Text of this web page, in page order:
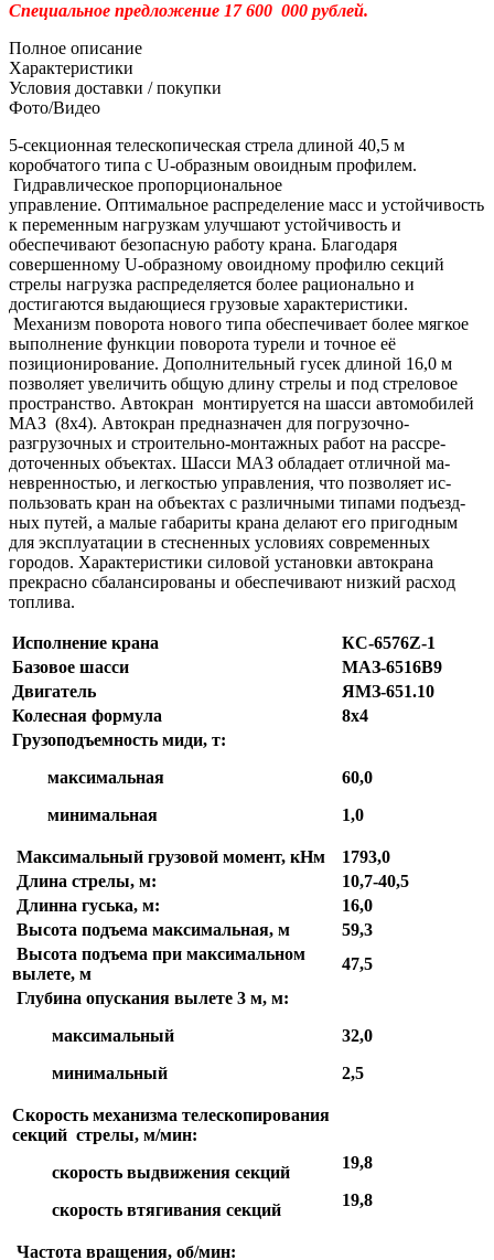
Специальное предложение 17 600 000 рублей.
Полное описание
Характеристики
Условия доставки / покупки
Фото/Видео
5-секционная телескопическая стрела длиной 40,5 м
коробчатого типа с U-образным овоидным профилем.
Гидравлическое пропорциональное
управление. Оптимальное распределение масс и устойчивость
к переменным нагрузкам улучшают устойчивость и
обеспечивают безопасную работу крана. Благодаря
совершенному U-образному овоидному профилю секций
стрелы нагрузка распределяется более рационально и
достигаются выдающиеся грузовые характеристики.
Механизм поворота нового типа обеспечивает более мягкое
выполнение функции поворота турели и точное её
позиционирование. Допол­нительный гусек длиной 16,0 м
позволяет увеличить общую длину стрелы и под стреловое
пространство. Автокран монти­руется на шасси автомобилей
МАЗ (8х4). Автокран предназначен для погрузочно-
разгрузочных и строительно-монтажных работ на рассре­
доточенных объектах. Шасси МАЗ обладает отличной ма­
невренностью, и легкостью управления, что позволяет ис­
пользовать кран на объектах с различными типами подъезд­
ных путей, а малые габариты крана делают его пригодным
для эксплуатации в стеснен­ных условиях современных
городов. Характеристики силовой установки автокрана
прекрасно сбалансированы и обеспечивают низкий расход
топлива.
Исполнение крана
КС-6576Z-1
Базовое шасси
МАЗ-6516B9
Двигатель
ЯМЗ-651.10
Колесная формула
8х4
Грузоподъемность миди, т:
максимальная
минимальная
60,0
1,0
Максимальный грузовой момент, кНм
1793,0
Длина стрелы, м:
10,7-40,5
Длинна гуська, м:
16,0
Высота подъема максимальная, м
59,3
Высота подъема при максимальном
вылете, м
47,5
Глубина опускания вылете 3 м, м:
максимальный
минимальный
32,0
2,5
Скорость механизма телескопирования
секций стрелы, м/мин:
скорость выдвижения секций
скорость втягивания секций
19,8
19,8
Частота вращения, об/мин: